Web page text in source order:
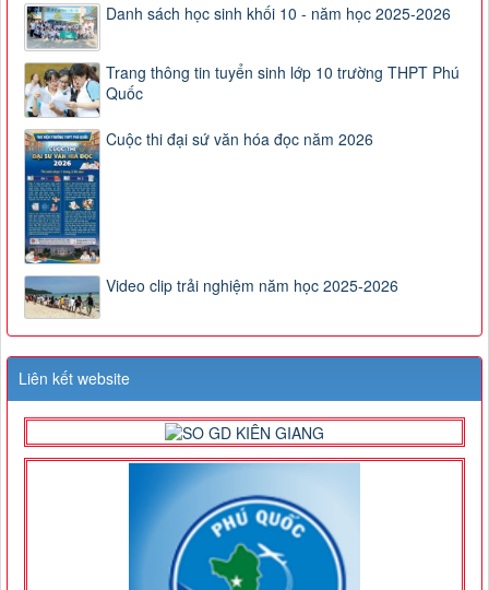
Danh sách học sinh khối 10 - năm học 2025-2026
Trang thông tin tuyển sinh lớp 10 trường THPT Phú
Quốc
Cuộc thi đại sứ văn hóa đọc năm 2026
Video clip trải nghiệm năm học 2025-2026
Liên kết website